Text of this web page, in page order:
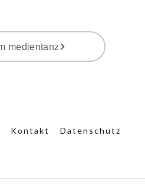
medientanz
Kontakt Datenschutz